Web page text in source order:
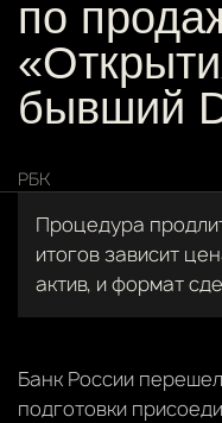
по
бывший
РБК
Процедура
итогов зависит
актив, и формат
Банк России
подготовки